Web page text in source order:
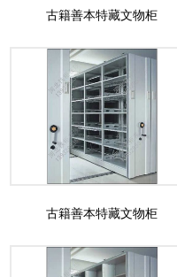
古籍善本特藏文物柜
古籍善本特藏文物柜